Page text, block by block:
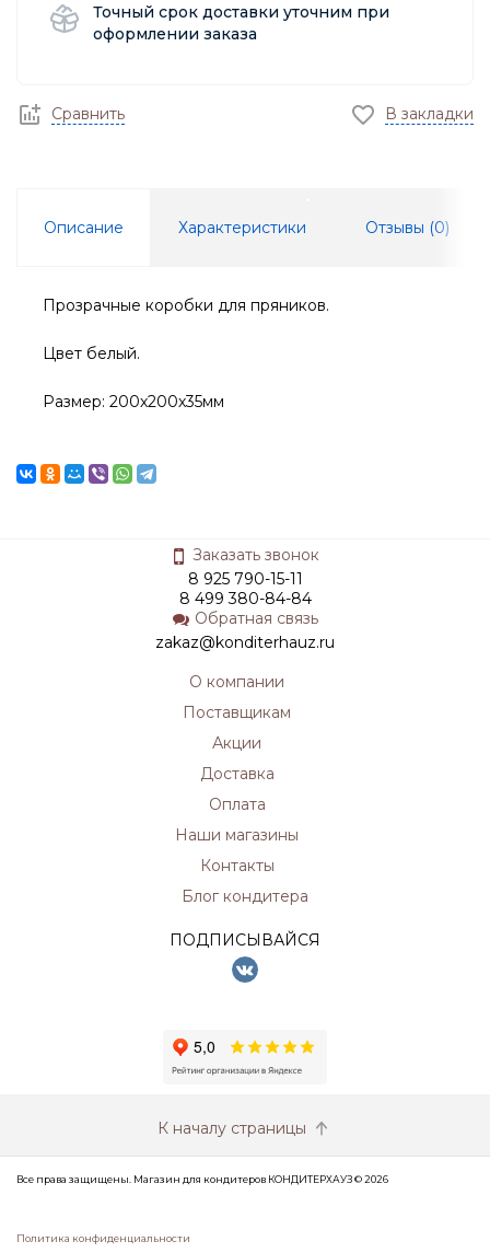
Точный срок доставки уточним при
оформлении заказа
Сравнить В закладки
Описание Характеристики Отзывы (0)
Прозрачные коробки для пряников.
Цвет белый.
Размер: 200х200х35мм
Заказать звонок
8 925 790-15-11
8 499 380-84-84
Обратная связь
zakaz@konditerhauz.ru
О компании
Поставщикам
Акции
Доставка
Оплата
Наши магазины
Контакты
Блог кондитера
ПОДПИСЫВАЙСЯ
К началу страницы
Все права защищены. Магазин для кондитеров КОНДИТЕРХАУЗ © 2026
Политика конфиденциальности